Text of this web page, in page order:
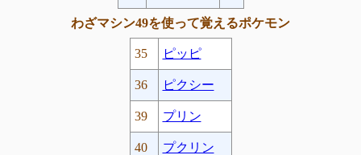
わざマシン49を使って覚えるポケモン
35 ピッピ
36 ピクシー
39 プリン
40 プクリン